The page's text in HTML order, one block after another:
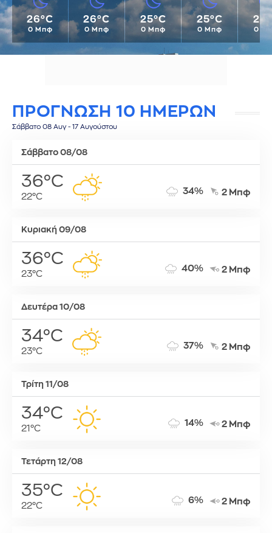
26°C
0 Μπφ
26°C
0 Μπφ
25°C
0 Μπφ
25°C
0 Μπφ 0
ΠΡΟΓΝΩΣΗ 10 ΗΜΕΡΩΝ
Σάββατο 08 Αυγ - 17 Αυγούστου
Σάββατο 08/08
36°C
22°C
34% 2 Μπφ
Κυριακή 09/08
36°C
23°C
40% 2 Μπφ
Δευτέρα 10/08
34°C
23°C
37% 2 Μπφ
Τρίτη 11/08
34°C
21°C
14% 2 Μπφ
Τετάρτη 12/08
35°C
22°C
6% 2 Μπφ